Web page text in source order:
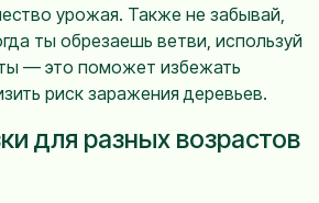
урожая. Также не забывай,
ты обрезаешь ветви, используй
— это поможет избежать
риск заражения деревьев.
для разных возрастов